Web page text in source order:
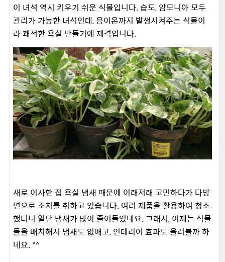
이 녀석 역시 키우기 쉬운 식물입니다. 습도, 암모니아 모두
관리가 가능한 녀석인데, 음이온까지 발생시켜주는 식물이
라 쾌적한 욕실 만들기에 제격입니다.
새로 이사한 집 욕실 냄새 때문에 이래저래 고민하다가 다방
면으로 조치를 취하고 있습니다. 여러 제품을 활용하여 청소
했더니 일단 냄새가 많이 줄어들었네요. 그래서, 이제는 식물
들을 배치해서 냄새도 없애고, 인테리어 효과도 올려볼까 하
네요. ^^